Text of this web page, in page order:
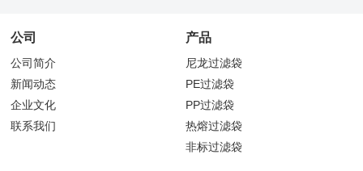
公司
公司简介
新闻动态
企业文化
联系我们
产品
尼龙过滤袋
PE过滤袋
PP过滤袋
热熔过滤袋
非标过滤袋